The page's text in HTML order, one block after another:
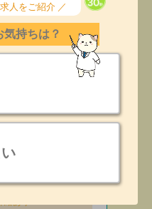
休育休制度有
人
人をご紹介 ／
気持ちは？